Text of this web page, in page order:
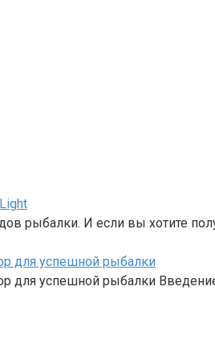
рыбалки. И если вы хотите
для успешной рыбалки
для успешной рыбалки